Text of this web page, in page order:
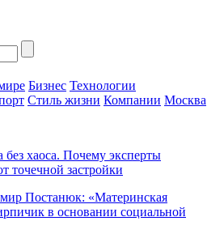
Бизнес Технологии
Стиль жизни Компании Москва
без хаоса. Почему эксперты
точечной застройки
Постанюк: «Материнская
в основании социальной